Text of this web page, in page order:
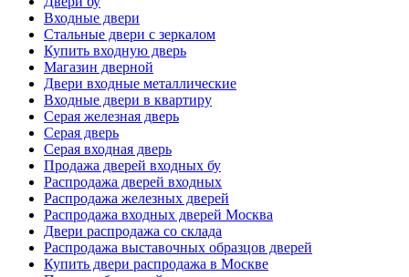
Входные двери
Стальные двери с зеркалом
Купить входную дверь
Магазин дверной
Двери входные металлические
Входные двери в квартиру
Серая железная дверь
Серая дверь
Серая входная дверь
Продажа дверей входных бу
Распродажа дверей входных
Распродажа железных дверей
Распродажа входных дверей Москва
Двери распродажа со склада
Распродажа выставочных образцов дверей
Купить двери распродажа в Москве